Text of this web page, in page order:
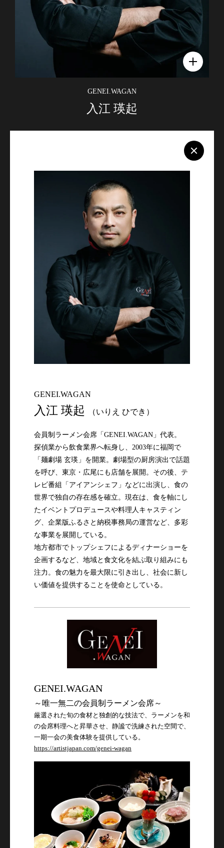
GENEI.WAGAN
入江 瑛起
GENEI.WAGAN
入江 瑛起 （いりえ ひでき）
会員制ラーメン会席「GENEI.WAGAN」代表。
探偵業から飲食業界へ転身し、2003年に福岡で
「麺劇場 玄瑛」を開業。劇場型の厨房演出で話題
を呼び、東京・広尾にも店舗を展開。その後、テ
レビ番組「アイアンシェフ」などに出演し、食の
世界で独自の存在感を確立。現在は、食を軸にし
たイベントプロデュースや料理人キャスティン
グ、企業版ふるさと納税事務局の運営など、多彩
な事業を展開している。
地方都市でトップシェフによるディナーショーを
企画するなど、地域と食文化を結ぶ取り組みにも
注力。食の魅力を最大限に引き出し、社会に新し
い価値を提供することを使命としている。
GENEI.WAGAN
～唯一無二の会員制ラーメン会席～
厳選された旬の食材と独創的な技法で、ラーメンを和
の会席料理へと昇華させ、静謐で洗練された空間で、
一期一会の美食体験を提供している。
https://artistjapan.com/genei-wagan